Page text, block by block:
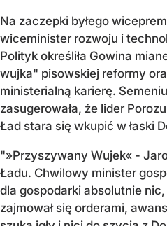
Na zaczepki byłego
wiceminister rozwoju i
Polityk określiła Gowina
wujka" pisowskiej reformy
ministerialną karierę.
zasugerowała, że lider
Ład stara się wkupić w łaski
"»Przyszywany Wujek« -
Ładu. Chwilowy minister
dla gospodarki absolutnie
zajmował się orderami,